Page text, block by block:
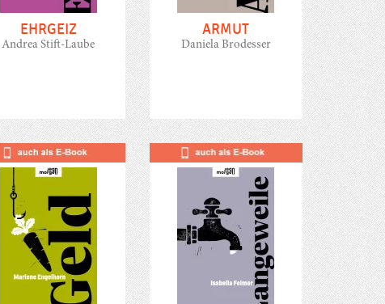
EHRGEIZ
Andrea Stift-Laube
ARMUT
Daniela Brodesser